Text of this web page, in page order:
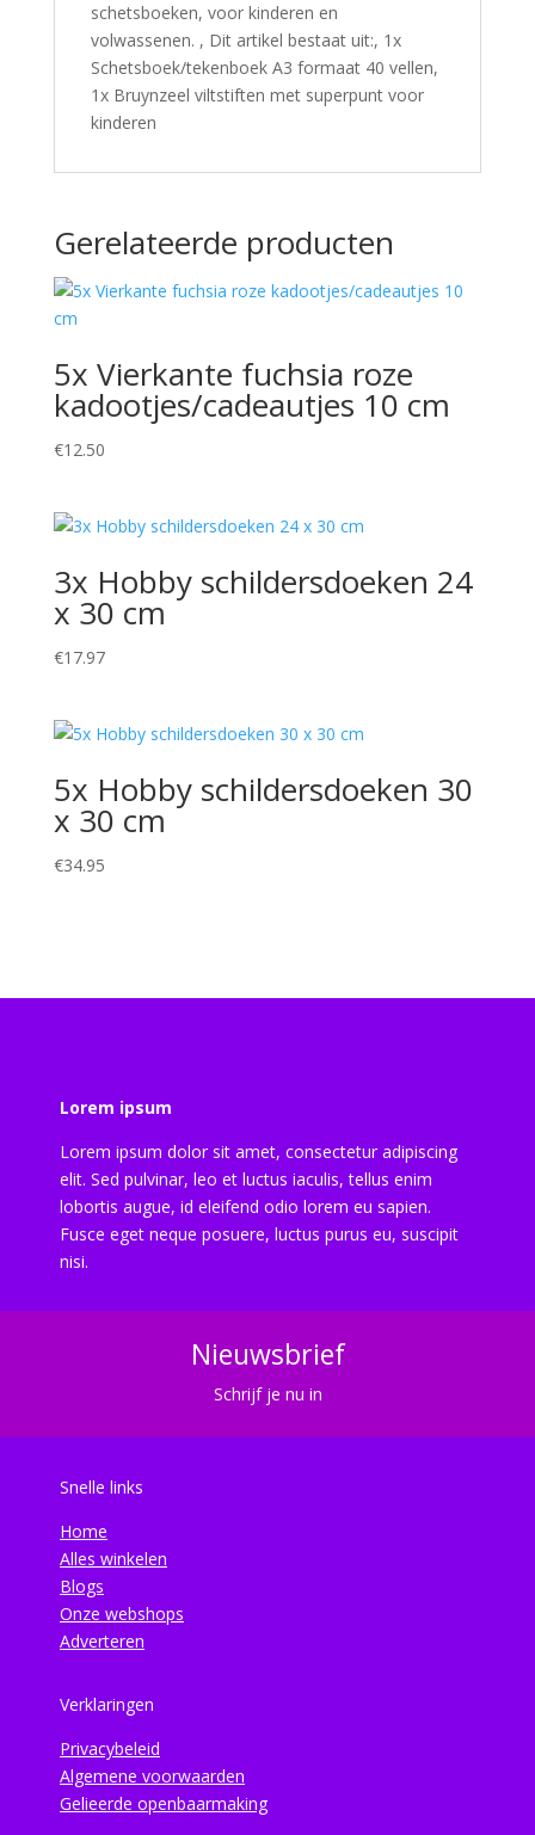
schetsboeken, voor kinderen en
volwassenen. , Dit artikel bestaat uit:, 1x
Schetsboek/tekenboek A3 formaat 40 vellen,
1x Bruynzeel viltstiften met superpunt voor
kinderen
Gerelateerde producten
5x Vierkante fuchsia roze
kadootjes/cadeautjes 10 cm
€12.50
3x Hobby schildersdoeken 24
x 30 cm
€17.97
5x Hobby schildersdoeken 30
x 30 cm
€34.95
Lorem ipsum
Lorem ipsum dolor sit amet, consectetur adipiscing
elit. Sed pulvinar, leo et luctus iaculis, tellus enim
lobortis augue, id eleifend odio lorem eu sapien.
Fusce eget neque posuere, luctus purus eu, suscipit
nisi.
Nieuwsbrief
Schrijf je nu in
Snelle links
Home
Alles winkelen
Blogs
Onze webshops
Adverteren
Verklaringen
Privacybeleid
Algemene voorwaarden
Gelieerde openbaarmaking